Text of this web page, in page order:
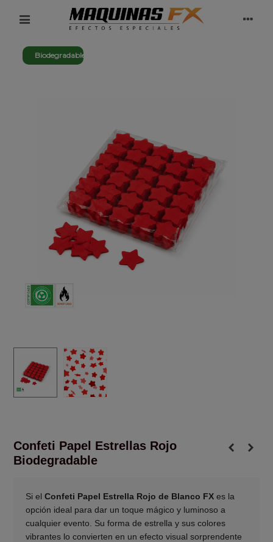
Biodegradable
Confeti Papel Estrellas Rojo
Biodegradable
Si el Confeti Papel Estrella Rojo de Blanco FXes la
opción ideal para dar un toque mágico y luminoso a
cualquier evento. Su forma de estrella y sus colores
vibrantes lo convierten en un efecto visual sorprendente